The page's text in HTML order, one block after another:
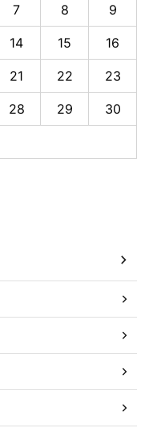
7 8 9
14 15 16
21 22 23
28 29 30